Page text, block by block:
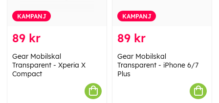
KAMPANJ
89 kr
Gear Mobilskal
Transparent - Xperia X
Compact
KAMPANJ
89 kr
Gear Mobilskal
Transparent - iPhone 6/7
Plus